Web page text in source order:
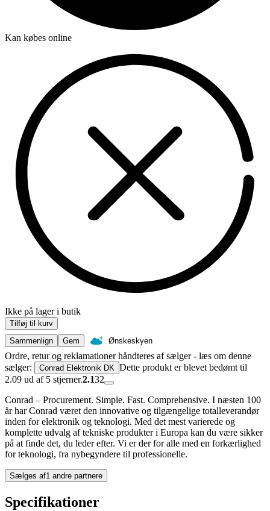
Kan købes online
Ikke på lager i butik
Tilføj til kurv
Sammenlign
Gem Ønskeskyen
Ordre, retur og reklamationer håndteres af sælger - læs om denne
sælger:
Conrad Elektronik DK Dette produkt er blevet bedømt til
2.09 ud af 5 stjerner.2.132
Conrad – Procurement. Simple. Fast. Comprehensive. I næsten 100
år har Conrad været den innovative og tilgængelige totalleverandør
inden for elektronik og teknologi. Med det mest varierede og
komplette udvalg af tekniske produkter i Europa kan du være sikker
på at finde det, du leder efter. Vi er der for alle med en forkærlighed
for teknologi, fra nybegyndere til professionelle.
Sælges af1 andre partnere
Specifikationer